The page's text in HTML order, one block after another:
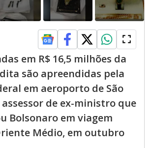
em R$ 16,5 milhões da
são apreendidas pela
em aeroporto de São
assessor de ex-ministro que
Bolsonaro em viagem
Médio, em outubro